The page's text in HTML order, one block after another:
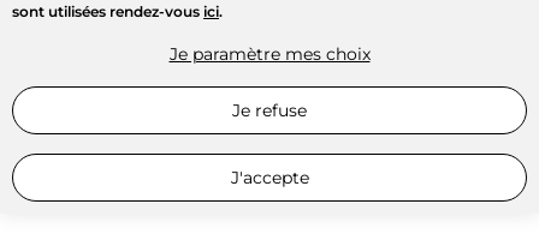
sont utilisées rendez-vous ici.
Je paramètre mes choix
Je refuse
J'accepte